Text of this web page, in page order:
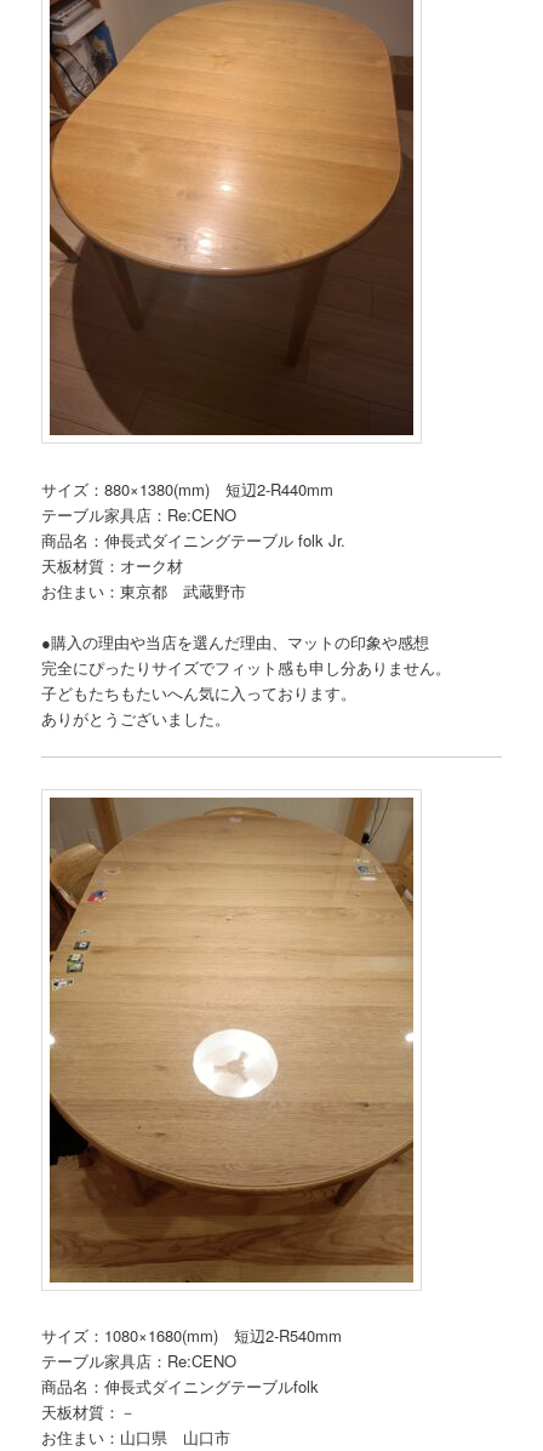
サイズ：880×1380(mm) 短辺2-R440mm
テーブル家具店：Re:CENO
商品名：伸長式ダイニングテーブル folk Jr.
天板材質：オーク材
お住まい：東京都 武蔵野市
●購入の理由や当店を選んだ理由、マットの印象や感想
完全にぴったりサイズでフィット感も申し分ありません。
子どもたちもたいへん気に入っております。
ありがとうございました。
サイズ：1080×1680(mm) 短辺2-R540mm
テーブル家具店：Re:CENO
商品名：伸長式ダイニングテーブルfolk
天板材質：－
お住まい：山口県 山口市